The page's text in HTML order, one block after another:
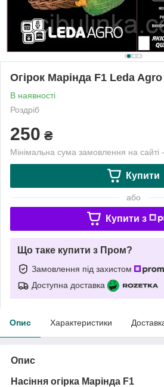
Огірок Марінда F1 Leda
В наявності
Роздріб
250 ₴
Мінімальна сума замовлення на
Купити
або
Купити з
Що таке купити з Пром?
Замовлення під захистом
Доступна доставка
Опис Характеристики
Опис
Насіння огірка Марінда F1